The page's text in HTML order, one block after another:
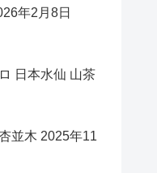
年2月8日
日本水仙 山茶
並木 2025年11